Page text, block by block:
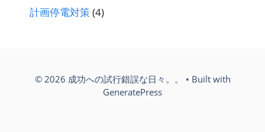
計画停電対策 (4)
© 2026 成功への試行錯誤な日々。。
• Built with
GeneratePress